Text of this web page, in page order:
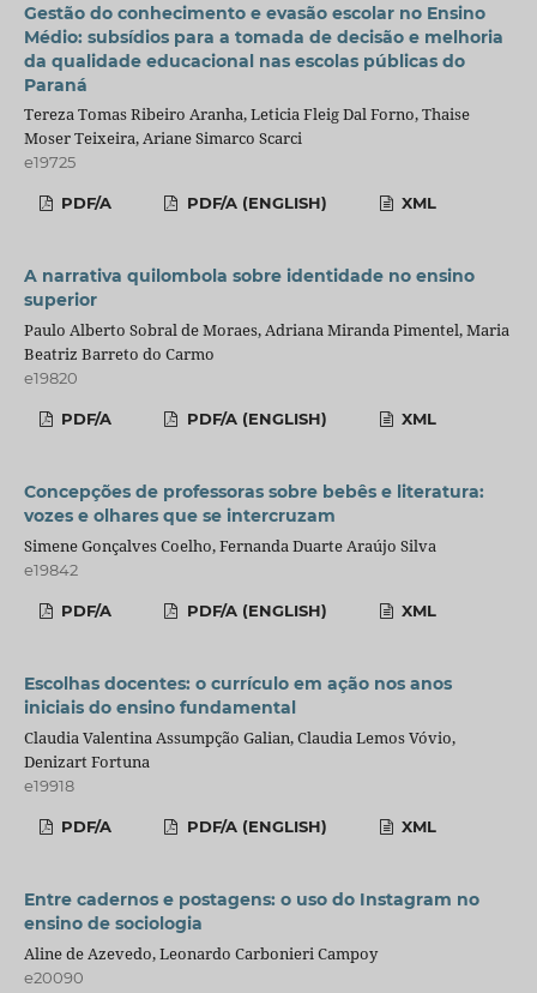
Gestão do conhecimento e evasão escolar no Ensino
Médio: subsídios para a tomada de decisão e melhoria
da qualidade educacional nas escolas públicas do
Paraná
Tereza Tomas Ribeiro Aranha, Leticia Fleig Dal Forno, Thaise
Moser Teixeira, Ariane Simarco Scarci
e19725
PDF/A PDF/A (ENGLISH) XML
A narrativa quilombola sobre identidade no ensino
superior
Paulo Alberto Sobral de Moraes, Adriana Miranda Pimentel, Maria
Beatriz Barreto do Carmo
e19820
PDF/A PDF/A (ENGLISH) XML
Concepções de professoras sobre bebês e literatura:
vozes e olhares que se intercruzam
Simene Gonçalves Coelho, Fernanda Duarte Araújo Silva
e19842
PDF/A PDF/A (ENGLISH) XML
Escolhas docentes: o currículo em ação nos anos
iniciais do ensino fundamental
Claudia Valentina Assumpção Galian, Claudia Lemos Vóvio,
Denizart Fortuna
e19918
PDF/A PDF/A (ENGLISH) XML
Entre cadernos e postagens: o uso do Instagram no
ensino de sociologia
Aline de Azevedo, Leonardo Carbonieri Campoy
e20090